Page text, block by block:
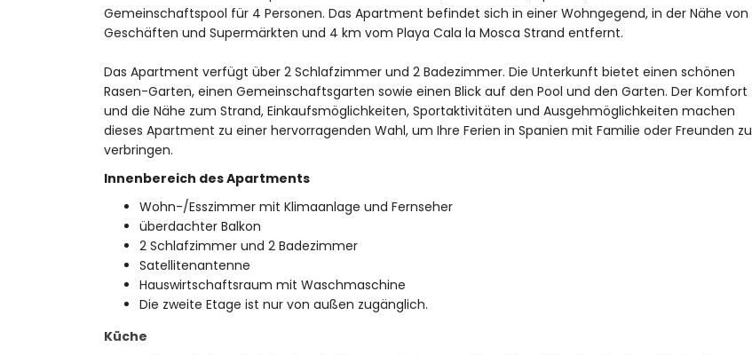
Gemeinschaftspool für 4 Personen. Das Apartment befindet sich in einer Wohngegend, in der Nähe von
Geschäften und Supermärkten und 4 km vom Playa Cala la Mosca Strand entfernt.
Das Apartment verfügt über 2 Schlafzimmer und 2 Badezimmer. Die Unterkunft bietet einen schönen
Rasen-Garten, einen Gemeinschaftsgarten sowie einen Blick auf den Pool und den Garten. Der Komfort
und die Nähe zum Strand, Einkaufsmöglichkeiten, Sportaktivitäten und Ausgehmöglichkeiten machen
dieses Apartment zu einer hervorragenden Wahl, um Ihre Ferien in Spanien mit Familie oder Freunden zu
verbringen.
Innenbereich des Apartments
Wohn-/Esszimmer mit Klimaanlage und Fernseher
überdachter Balkon
2 Schlafzimmer und 2 Badezimmer
Satellitenantenne
Hauswirtschaftsraum mit Waschmaschine
Die zweite Etage ist nur von außen zugänglich.
Küche